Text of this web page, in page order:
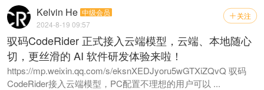
 关注
Kelvin He 中级会员
2024-8-19 09:57
驭码CodeRider 正式接入云端模型，云端、本地随心
切，更丝滑的 AI 软件研发体验来啦！
https://mp.weixin.qq.com/s/eksnXEDJyoru5wGTXiZQvQ 驭码
CodeRider接入云端模型，PC配置不理想的用户可以 ...